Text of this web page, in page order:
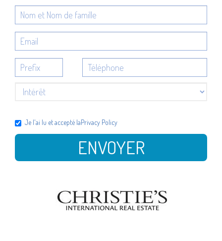
Je l'ai lu et accepté laPrivacy Policy
ENVOYER